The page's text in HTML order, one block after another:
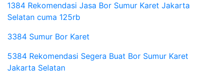
1384 Rekomendasi Jasa Bor Sumur Karet Jakarta
Selatan cuma 125rb
3384 Sumur Bor Karet
5384 Rekomendasi Segera Buat Bor Sumur Karet
Jakarta Selatan